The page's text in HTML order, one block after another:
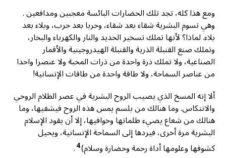
ومع هذا كله، تجد تلك الحضارات البائسة معجبين ومدافعين .
وهي تسوم البشرية شقاء بعد شقاء، وحربا بعد حرب، وبلاء بعد
بلاء. لماذا؟ لأنها تملك تسخير الحديد والنار والكهرباء والبخار،
وتملك صنع القنبلة الذرية والقنبلة الهيدروجينية والأقمار
الصناعية، ولا تملك ذرة واحدة من ذرات المحبة ولا عنصرا واحدا
من عناصر السماحة، ولا طاقة واحدة من طاقات الإنسانية!
ألا إنه المسخ الذي يصيب الروح البشرية في عصر الظلام الروحي
والانتكاس. وما هنالك من بلسم يمس هذه الروح فيشفيها، وما
هنالك من شعاع يضيء ظلماتها وخوافيها، إلا أن يقود الإسلام
البشرية مرة أخرى، فيردها إلى السماحة الإنسانية، ويحيل
کشوفها وعلومها أداة رحمة وحضارة وسلام)4
.